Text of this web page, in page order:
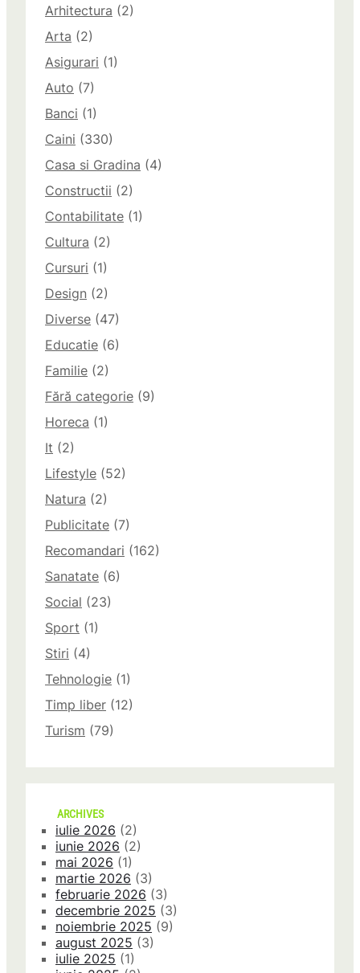
Arhitectura (2)
Arta (2)
Asigurari (1)
Auto (7)
Banci (1)
Caini (330)
Casa si Gradina (4)
Constructii (2)
Contabilitate (1)
Cultura (2)
Cursuri (1)
Design (2)
Diverse (47)
Educatie (6)
Familie (2)
Fără categorie (9)
Horeca (1)
It (2)
Lifestyle (52)
Natura (2)
Publicitate (7)
Recomandari (162)
Sanatate (6)
Social (23)
Sport (1)
Stiri (4)
Tehnologie (1)
Timp liber (12)
Turism (79)
ARCHIVES
iulie 2026 (2)
iunie 2026 (2)
mai 2026 (1)
martie 2026 (3)
februarie 2026 (3)
decembrie 2025 (3)
noiembrie 2025 (9)
august 2025 (3)
iulie 2025 (1)